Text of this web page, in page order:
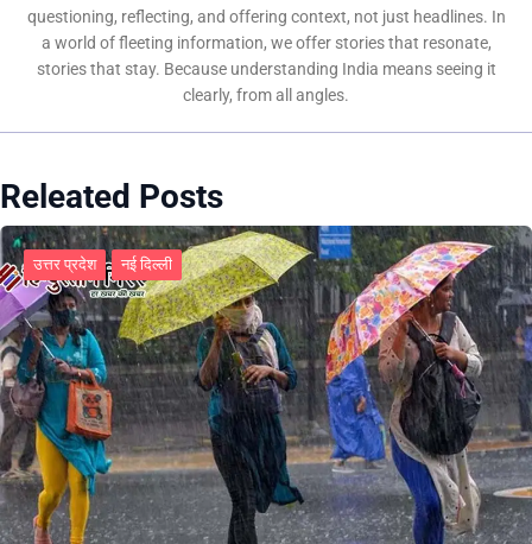
questioning, reflecting, and offering context, not just headlines. In
a world of fleeting information, we offer stories that resonate,
stories that stay. Because understanding India means seeing it
clearly, from all angles.
Releated Posts
उत्तर प्रदेश नई दिल्ली